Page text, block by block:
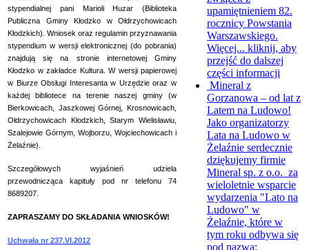
stypendialnej pani Marioli Huzar (Biblioteka
Publiczna Gminy Kłodzko w Ołdrzychowicach
Kłodzkich). Wniosek oraz regulamin przyznawania
stypendium w wersji elektronicznej (do pobrania)
znajdują się na stronie internetowej Gminy
Kłodzko w zakładce Kultura. W wersji papierowej
w Biurze Obsługi Interesanta w Urzędzie oraz w
każdej bibliotece na terenie naszej gminy (w
Bierkowicach, Jaszkowej Górnej, Krosnowicach,
Ołdrzychowicach Kłodzkich, Starym Wielisławiu,
Szalejowie Górnym, Wojborzu, Wojciechowicach i
Żelaźnie).
Szczegółowych wyjaśnień udziela
przewodnicząca kapituły pod nr telefonu 74
8689207.
ZAPRASZAMY DO SKŁADANIA WNIOSKÓW!
Uchwała nr 237.VI.2012
upamiętnieniem 82.
rocznicy Powstania
Warszawskiego.
Więcej... kliknij, aby
przejść do dalszej
części informacji
Mineral z
Gorzanowa – od lat z
Latem na Ludowo!
Jako organizatorzy
Lata na Ludowo w
Żelaźnie serdecznie
dziękujemy firmie
Mineral sp. z o.o. za
wieloletnie wsparcie
wydarzenia "Lato na
Ludowo" w
Żelaźnie, które w
tym roku odbywa się
pod nazwą: